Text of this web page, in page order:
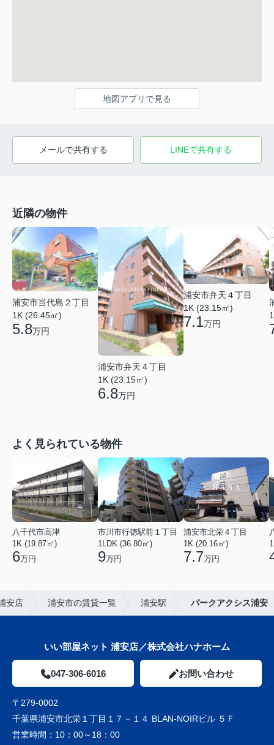
地図アプリで見る
メールで共有する LINEで共有する
近隣の物件
浦安市当代島２丁目
1K (26.45㎡)
5.8万円
浦安市弁天４丁目
1K (23.15㎡)
6.8万円
浦安市弁天４丁目
1K (23.15㎡)
7.1万円
よく見られている物件
八千代市高津
1K (19.87㎡)
6万円
市川市行徳駅前１丁目
1LDK (36.80㎡)
9万円
浦安市北栄４丁目
1K (20.16㎡)
7.7万円
安店 浦安市の賃貸一覧 浦安駅 パークアクシス浦安
いい部屋ネット 浦安店／株式会社ハナホーム
047-306-6016 お問い合わせ
〒279-0002
千葉県浦安市北栄１丁目１７－１４ BLAN-NOIRビル ５Ｆ
営業時間： 10：00～18：00